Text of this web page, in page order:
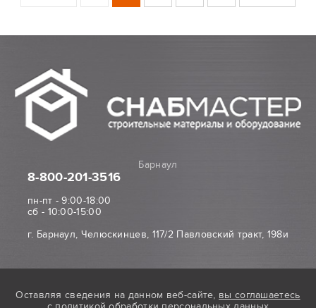
Барнаул
8-800-201-3516
пн-пт - 9:00-18:00
сб - 10:00-15:00
г. Барнаул, Челюскинцев, 117/2 Павловский тракт, 198и
Оставляя сведения на данном веб-сайте, вы соглашаетесь